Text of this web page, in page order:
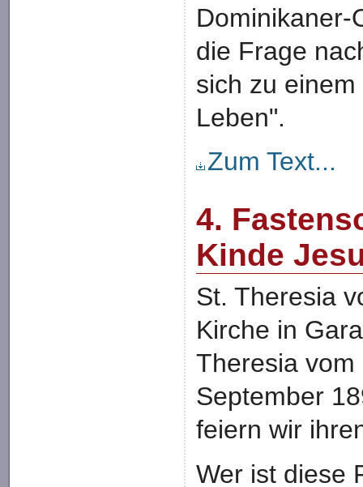
Dominikaner-
die Frage
sich zu
Leben".
Zum Text...
4.
Kinde
St. Theresia
Kirche in
Theresia
September
feiern wir
Wer ist diese